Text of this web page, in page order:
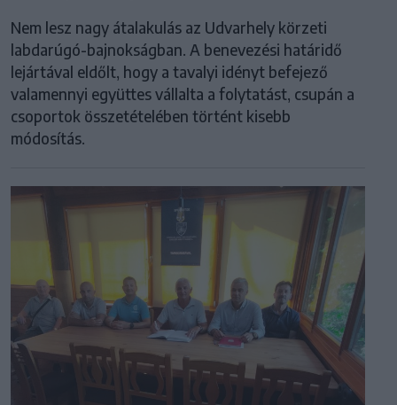
Nem lesz nagy átalakulás az Udvarhely körzeti
labdarúgó-bajnokságban. A benevezési határidő
lejártával eldőlt, hogy a tavalyi idényt befejező
valamennyi együttes vállalta a folytatást, csupán a
csoportok összetételében történt kisebb
módosítás.